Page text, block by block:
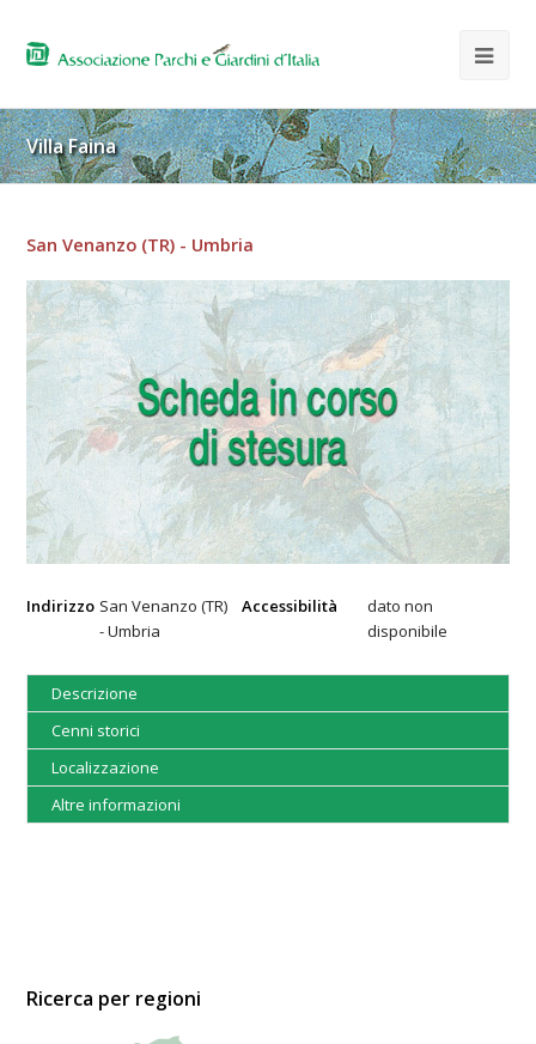
Villa Faina
San Venanzo (TR) - Umbria
Indirizzo San Venanzo (TR)
- Umbria
Accessibilità
dato non
disponibile
Descrizione
Cenni storici
Localizzazione
Altre informazioni
Ricerca per regioni